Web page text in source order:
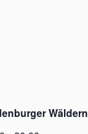
Wäldern